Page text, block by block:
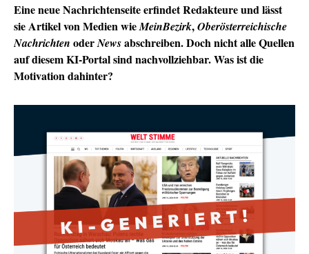
Eine neue Nachrichtenseite erfindet Redakteure und lässt
sie Artikel von Medien wieMeinBezirk,Oberösterreichische
Nachrichten oderNewsabschreiben. Doch nicht alle Quellen
auf diesem KI-Portal sind nachvollziehbar. Was ist die
Motivation dahinter?